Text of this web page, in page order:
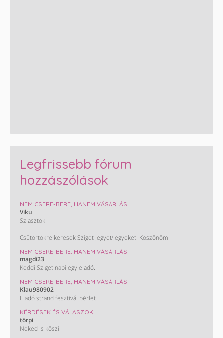
Legfrissebb fórum
hozzászólások
NEM CSERE-BERE, HANEM VÁSÁRLÁS
Viku
Sziasztok!
Csütörtökre keresek Sziget jegyet/jegyeket. Köszönöm!
NEM CSERE-BERE, HANEM VÁSÁRLÁS
magdi23
Keddi Sziget napijegy eladó.
NEM CSERE-BERE, HANEM VÁSÁRLÁS
Klau980902
Eladó strand fesztivál bérlet
KÉRDÉSEK ÉS VÁLASZOK
törpi
Neked is köszi.